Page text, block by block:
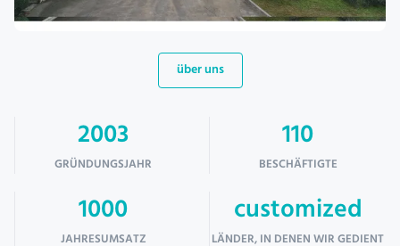
über uns
2003
GRÜNDUNGSJAHR
110
BESCHÄFTIGTE
1000
JAHRESUMSATZ
customized
LÄNDER, IN DENEN WIR GEDIENT